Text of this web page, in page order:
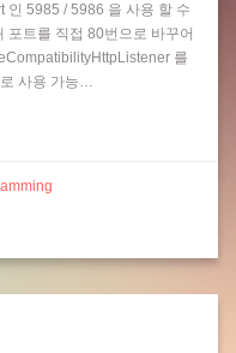
인 5985 / 5986 을 사용 할 수
포트를 직접 80번으로 바꾸어
를
사용 가능…